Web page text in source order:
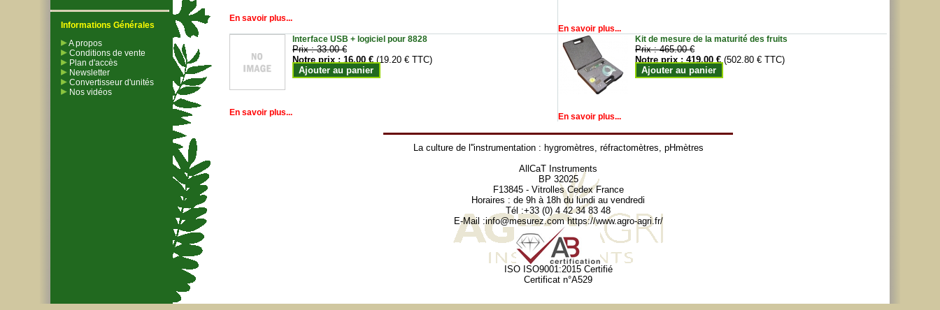
Informations Générales
A propos
Conditions de vente
Plan d'accès
Newsletter
Convertisseur d'unités
Nos vidéos
En savoir plus...
En savoir plus...
Interface USB + logiciel pour 8828
Prix :33.00 €
Notre prix :16.00 € (19.20 € TTC)
Ajouter au panier
En savoir plus...
Kit de mesure de la maturité des fruits
Prix :465.00 €
Notre prix :419.00 € (502.80 € TTC)
Ajouter au panier
En savoir plus...
La culture de l''instrumentation : hygromètres, réfractomètres, pHmètres
AllCaT Instruments
BP 32025
F13845 - Vitrolles Cedex France
Horaires : de 9h à 18h du lundi au vendredi
Tél :+33 (0) 4 42 34 83 48
E-Mail :info@mesurez.com https://www.agro-agri.fr/
ISO ISO9001:2015 Certifié
Certificat n°A529